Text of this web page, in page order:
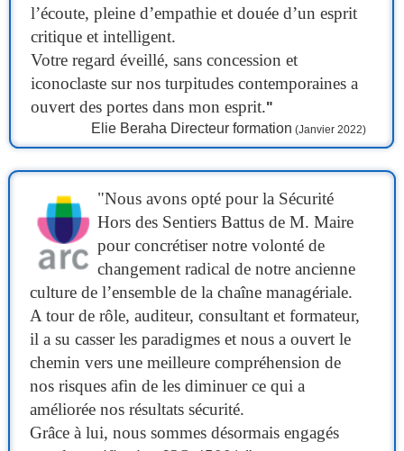
l’écoute, pleine d’empathie et douée d’un esprit
critique et intelligent.
Votre regard éveillé, sans concession et
iconoclaste sur nos turpitudes contemporaines a
ouvert des portes dans mon esprit."
Elie Beraha Directeur formation (Janvier 2022)
"Nous avons opté pour la Sécurité
Hors des Sentiers Battus de M. Maire
pour concrétiser notre volonté de
changement radical de notre ancienne
culture de l’ensemble de la chaîne managériale.
A tour de rôle, auditeur, consultant et formateur,
il a su casser les paradigmes et nous a ouvert le
chemin vers une meilleure compréhension de
nos risques afin de les diminuer ce qui a
améliorée nos résultats sécurité.
Grâce à lui, nous sommes désormais engagés